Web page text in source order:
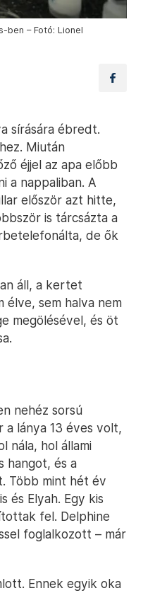
ben – Fotó: Lionel
sírására ébredt.
Miután
éjjel az apa előbb
a nappaliban. A
először azt hitte,
is tárcsázta a
de ők
áll, a kertet
élve, sem halva nem
megölésével, és öt
nehéz sorsú
a lánya 13 éves volt,
nála, hol állami
hangot, és a
Több mint hét év
és Elyah. Egy kis
fel. Delphine
foglalkozott – már
Ennek egyik oka